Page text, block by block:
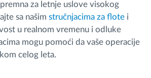
za letnje uslove visokog
sa našim stručnjacima za flote i
u realnom vremenu i odluke
mogu pomoći da vaše operacije
celog leta.